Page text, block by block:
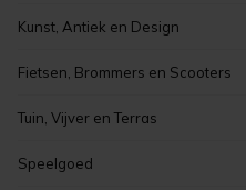
tafels
overige boeken
kinderboeken
verzamelen
koken en bakken
kaarten maken en knutselen
Kunst, Antiek en Design
curiosa en brocante
antiek
vintage
Fietsen, Brommers en Scooters
elektrische fietsen
damesfietsen
Tuin, Vijver en Terras
tuinmeubelen
Speelgoed